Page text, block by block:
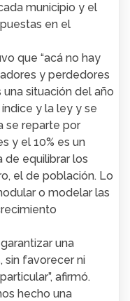
municipio y el
en el
que “acá no hay
y perdedores
situación del año
y la ley y se
se reparte por
y el 10% es un
equilibrar los
el de población. Lo
o modelar las
una
sin favorecer ni
afirmó.
hecho una